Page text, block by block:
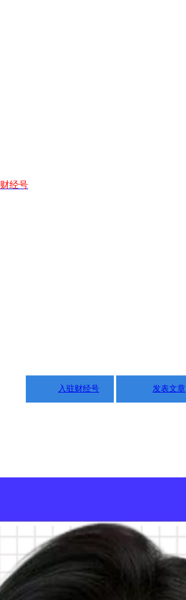
财经号
入驻财经号 发表文章